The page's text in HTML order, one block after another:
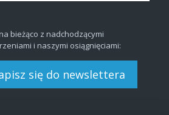
bieżąco z nadchodzącymi
i naszymi osiągnięciami:
się do newslettera